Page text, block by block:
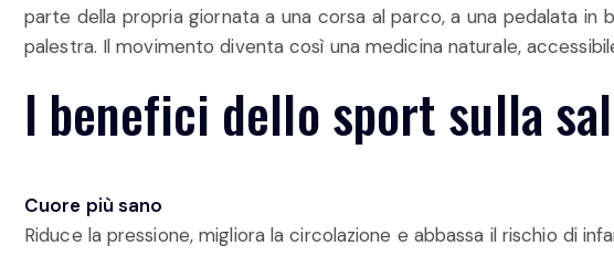
parte della propria giornata a una corsa al parco, a una pedalata
palestra. Il movimento diventa così una medicina naturale,
I benefici dello sport sulla
Cuore più sano
Riduce la pressione, migliora la circolazione e abbassa il rischio di